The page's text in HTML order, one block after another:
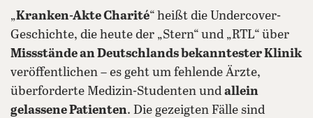
„Kranken-Akte Charité“ heißt die Undercover-
Geschichte, die heute der „Stern“ und „RTL“ über
Missstände an Deutschlands bekanntester Klinik
veröffentlichen – es geht um fehlende Ärzte,
überforderte Medizin-Studenten und allein
gelassene Patienten. Die gezeigten Fälle sind